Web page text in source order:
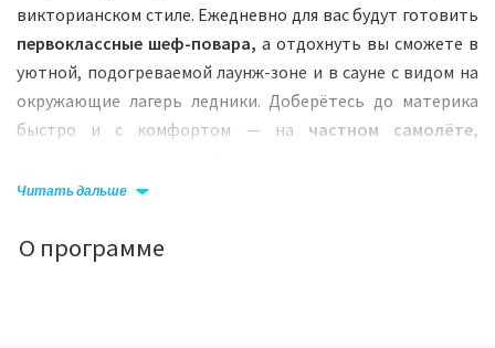
викторианском стиле. Ежедневно для вас будут готовить
первоклассные шеф-повара, а отдохнуть вы сможете в
уютной, подогреваемой лаунж-зоне и в сауне с видом на
окружающие лагерь ледники. Доберётесь до материка
быстро и с комфортом — на частном самолёте,
Во время экскурсии к Южному полюсу вы проведёте одну
Это связано с тем, что экипаж должен строго соблюдать
Читать дальше
О программе